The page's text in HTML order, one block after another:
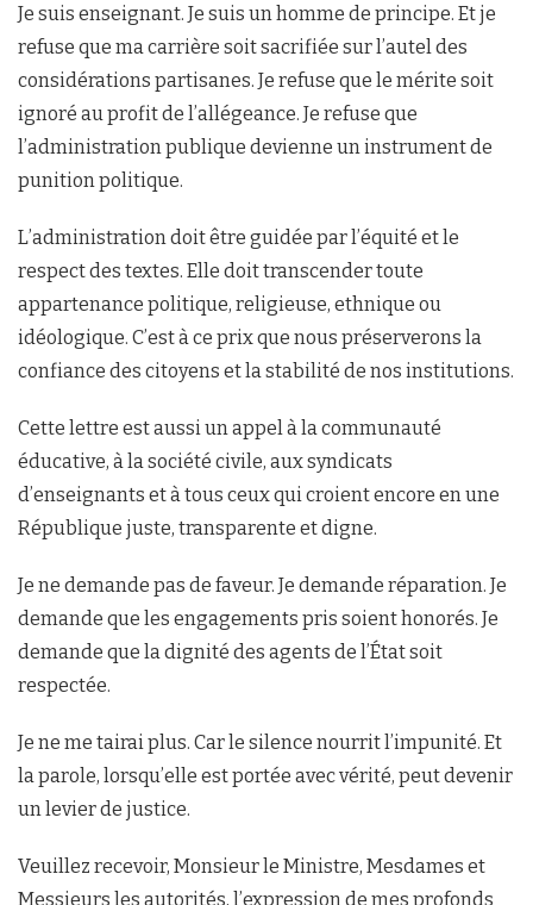
Je suis enseignant. Je suis un homme de principe. Et je
refuse que ma carrière soit sacrifiée sur l’autel des
considérations partisanes. Je refuse que le mérite soit
ignoré au profit de l’allégeance. Je refuse que
l’administration publique devienne un instrument de
punition politique.
L’administration doit être guidée par l’équité et le
respect des textes. Elle doit transcender toute
appartenance politique, religieuse, ethnique ou
idéologique. C’est à ce prix que nous préserverons la
confiance des citoyens et la stabilité de nos institutions.
Cette lettre est aussi un appel à la communauté
éducative, à la société civile, aux syndicats
d’enseignants et à tous ceux qui croient encore en une
République juste, transparente et digne.
Je ne demande pas de faveur. Je demande réparation. Je
demande que les engagements pris soient honorés. Je
demande que la dignité des agents de l’État soit
respectée.
Je ne me tairai plus. Car le silence nourrit l’impunité. Et
la parole, lorsqu’elle est portée avec vérité, peut devenir
un levier de justice.
Veuillez recevoir, Monsieur le Ministre, Mesdames et
Messieurs les autorités, l’expression de mes profonds